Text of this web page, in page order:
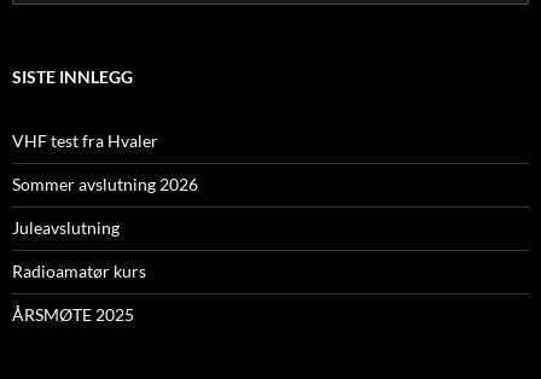
ø
t
r
:
SISTE INNLEGG
VHF test fra Hvaler
Sommer avslutning 2026
Juleavslutning
Radioamatør kurs
ÅRSMØTE 2025